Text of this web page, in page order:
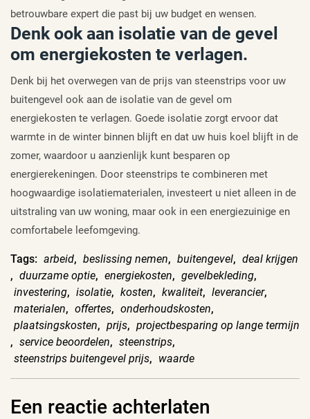
betrouwbare expert die past bij uw budget en wensen.
Denk ook aan isolatie van de gevel
om energiekosten te verlagen.
Denk bij het overwegen van de prijs van steenstrips voor uw
buitengevel ook aan de isolatie van de gevel om
energiekosten te verlagen. Goede isolatie zorgt ervoor dat
warmte in de winter binnen blijft en dat uw huis koel blijft in de
zomer, waardoor u aanzienlijk kunt besparen op
energierekeningen. Door steenstrips te combineren met
hoogwaardige isolatiematerialen, investeert u niet alleen in de
uitstraling van uw woning, maar ook in een energiezuinige en
comfortabele leefomgeving.
Tags: arbeid, beslissing nemen, buitengevel, deal krijgen
, duurzame optie, energiekosten, gevelbekleding,
investering, isolatie, kosten, kwaliteit, leverancier,
materialen, offertes, onderhoudskosten,
plaatsingskosten, prijs, projectbesparing op lange termijn
, service beoordelen, steenstrips,
steenstrips buitengevel prijs, waarde
Een reactie achterlaten